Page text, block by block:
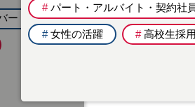
ー
#パート・アルバイト・契約社
#女性の活躍 #高校生採用